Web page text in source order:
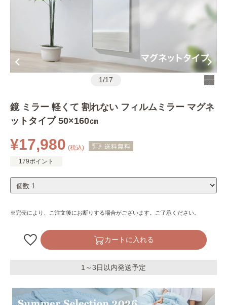
1/17
鏡 ミラー 軽くて 割れない フィルムミラー マグネ
ットタイプ 50×160㎝
¥17,980 (税込)
179ポイント
※完売により、ご注文後にお断りする場合がございます。ご了承ください。
カートに入れる
1～3日以内発送予定